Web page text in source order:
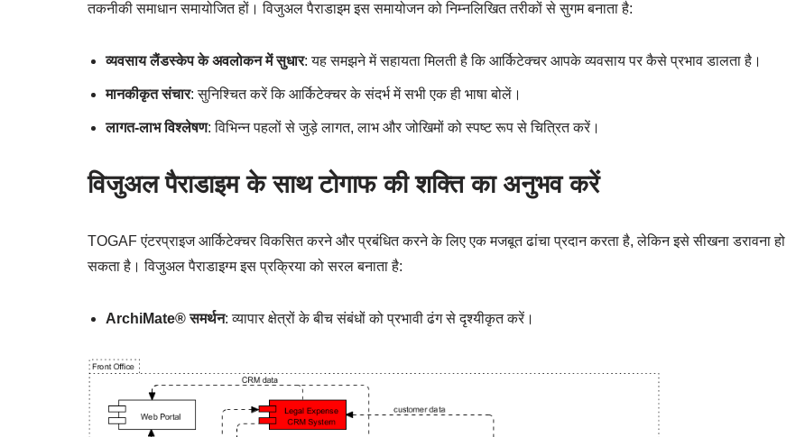
तकनीकी समाधान समायोजित हों। विजुअल पैराडाइम इस समायोजन को निम्नलिखित तरीकों से सुगम बनाता है:
व्यवसाय लैंडस्केप के अवलोकन में सुधार: यह समझने में सहायता मिलती है कि आर्किटेक्चर आपके व्यवसाय पर कैसे प्रभाव डालता है।
मानकीकृत संचार: सुनिश्चित करें कि आर्किटेक्चर के संदर्भ में सभी एक ही भाषा बोलें।
लागत-लाभ विश्लेषण: विभिन्न पहलों से जुड़े लागत, लाभ और जोखिमों को स्पष्ट रूप से चित्रित करें।
विजुअल पैराडाइम के साथ टोगाफ की शक्ति का अनुभव करें
TOGAF एंटरप्राइज आर्किटेक्चर विकसित करने और प्रबंधित करने के लिए एक मजबूत ढांचा प्रदान करता है, लेकिन इसे सीखना डरावना हो
सकता है। विजुअल पैराडाइग्म इस प्रक्रिया को सरल बनाता है:
ArchiMate® समर्थन: व्यापार क्षेत्रों के बीच संबंधों को प्रभावी ढंग से दृश्यीकृत करें।